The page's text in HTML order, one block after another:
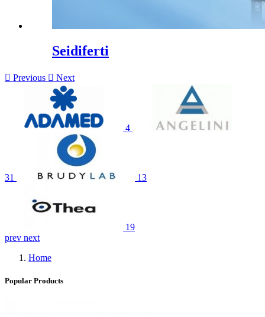
Seidiferti
 Previous  Next
4
31 13
19
prev next
Home
Popular Products